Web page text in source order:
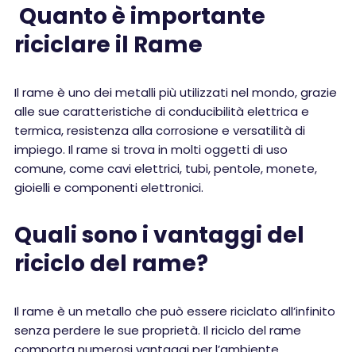
Quanto è importante
riciclare il Rame
Il rame è uno dei metalli più utilizzati nel mondo, grazie
alle sue caratteristiche di conducibilità elettrica e
termica, resistenza alla corrosione e versatilità di
impiego. Il rame si trova in molti oggetti di uso
comune, come cavi elettrici, tubi, pentole, monete,
gioielli e componenti elettronici.
Quali sono i vantaggi del
riciclo del rame?
Il rame è un metallo che può essere riciclato all’infinito
senza perdere le sue proprietà. Il riciclo del rame